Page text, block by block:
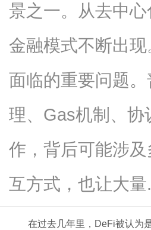
景之一。从去中
金融模式不断出
面临的重要问题
理、Gas机制、协
作，背后可能涉
互方式，也让大量
在过去几年里，DeFi被认为